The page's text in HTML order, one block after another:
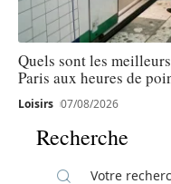
Quels sont les
Paris aux heures de
Loisirs 07/08/2026
Recherche